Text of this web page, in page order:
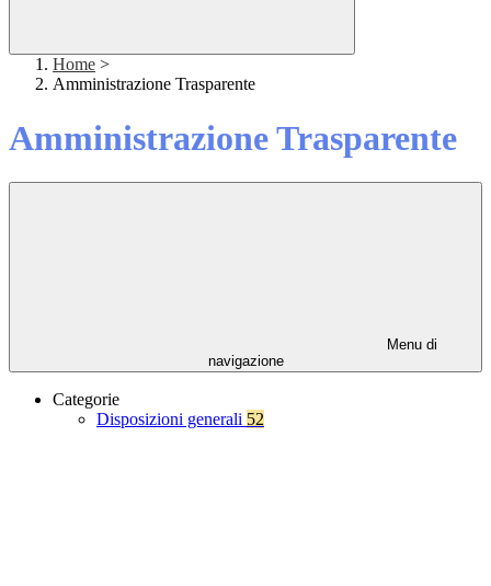
Home >
Amministrazione Trasparente
Amministrazione Trasparente
Menu di
navigazione
Categorie
Disposizioni generali 52